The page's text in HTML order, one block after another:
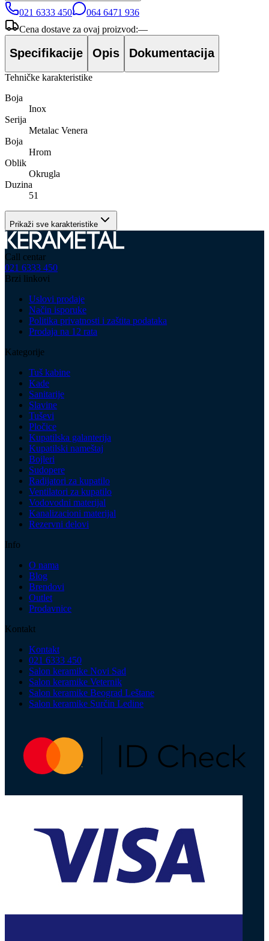
021 6333 450
064 6471 936
Cena dostave za ovaj proizvod:—
Specifikacije Opis Dokumentacija
Tehničke karakteristike
Boja
Inox
Serija
Metalac Venera
Boja
Hrom
Oblik
Okrugla
Duzina
51
Prikaži sve karakteristike
Call centar
021 6333 450
Brzi linkovi
Uslovi prodaje
Način isporuke
Politika privatnosti i zaštita podataka
Prodaja na 12 rata
Kategorije
Tuš kabine
Kade
Sanitarije
Slavine
Tuševi
Pločice
Kupatilska galanterija
Kupatilski nameštaj
Bojleri
Sudopere
Radijatori za kupatilo
Ventilatori za kupatilo
Vodovodni materijal
Kanalizacioni materijal
Rezervni delovi
Info
O nama
Blog
Brendovi
Outlet
Prodavnice
Kontakt
Kontakt
021 6333 450
Salon keramike Novi Sad
Salon keramike Veternik
Salon keramike Beograd Leštane
Salon keramike Surčin Ledine